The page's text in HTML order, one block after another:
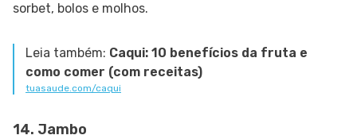
sorbet, bolos e molhos.
Leia também: Caqui: 10 benefícios da fruta e
como comer (com receitas)
tuasaude.com/caqui
14. Jambo